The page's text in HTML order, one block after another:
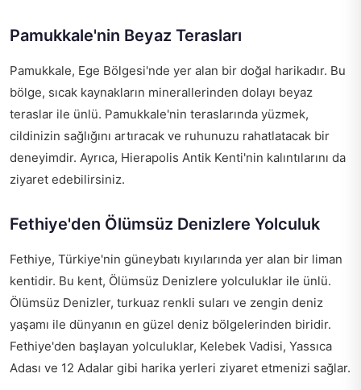
Pamukkale'nin Beyaz Terasları
Pamukkale, Ege Bölgesi'nde yer alan bir doğal harikadır. Bu
bölge, sıcak kaynakların minerallerinden dolayı beyaz
teraslar ile ünlü. Pamukkale'nin teraslarında yüzmek,
cildinizin sağlığını artıracak ve ruhunuzu rahatlatacak bir
deneyimdir. Ayrıca, Hierapolis Antik Kenti'nin kalıntılarını da
ziyaret edebilirsiniz.
Fethiye'den Ölümsüz Denizlere Yolculuk
Fethiye, Türkiye'nin güneybatı kıyılarında yer alan bir liman
kentidir. Bu kent, Ölümsüz Denizlere yolculuklar ile ünlü.
Ölümsüz Denizler, turkuaz renkli suları ve zengin deniz
yaşamı ile dünyanın en güzel deniz bölgelerinden biridir.
Fethiye'den başlayan yolculuklar, Kelebek Vadisi, Yassıca
Adası ve 12 Adalar gibi harika yerleri ziyaret etmenizi sağlar.